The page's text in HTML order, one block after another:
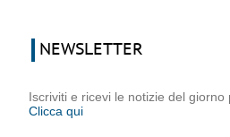
NEWSLETTER
Iscriviti e ricevi le notizie del
Clicca qui